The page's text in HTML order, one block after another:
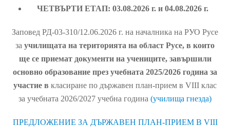
ЧЕТВЪРТИ ЕТАП: 03.08.2026 г. и 04.08.2026 г.
Заповед РД-03-310/12.06.2026 г. на началника на РУО Русе
за училищата на територията на област Русе, в които
ще се приемат документи на учениците, завършили
основно образование през учебната 2025/2026 година за
участие в класиране по държавен план-прием в VIII клас
за учебната 2026/2027 учебна година (училища гнезда)
ПРЕДЛОЖЕНИЕ ЗА ДЪРЖАВЕН ПЛАН-ПРИЕМ В VIII